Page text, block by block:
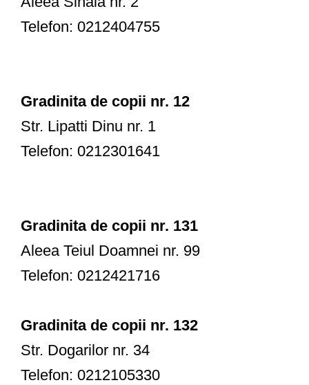
Telefon: 0212404755
Gradinita de copii nr. 12
Str. Lipatti Dinu nr. 1
Telefon: 0212301641
Gradinita de copii nr. 131
Aleea Teiul Doamnei nr. 99
Telefon: 0212421716
Gradinita de copii nr. 132
Str. Dogarilor nr. 34
Telefon: 0212105330